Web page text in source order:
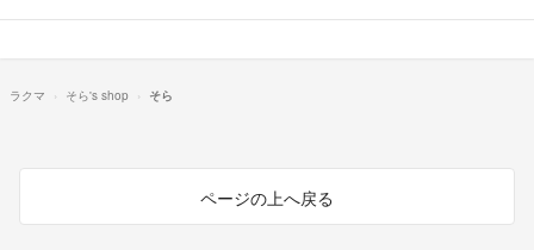
ラクマ そら's shop そら
ページの上へ戻る